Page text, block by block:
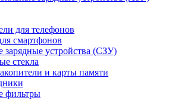
для телефонов
смартфонов
зарядные устройства (СЗУ)
стекла
и карты памяти
фильтры